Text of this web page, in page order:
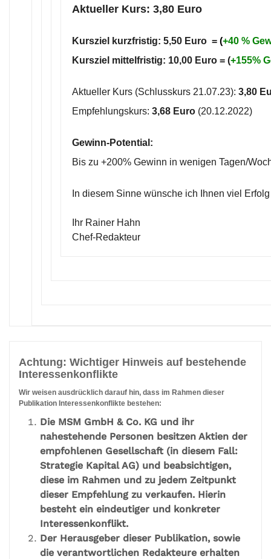
Aktueller Kurs: 3,80 Euro
Kursziel kurzfristig: 5,50 Euro = (+40 %
Kursziel mittelfristig: 10,00 Euro = (+155%
Aktueller Kurs (Schlusskurs 21.07.23): 3,80
Empfehlungskurs: 3,68 Euro (20.12.2022)
Gewinn-Potential:
Bis zu +200% Gewinn in wenigen Tagen/
In diesem Sinne wünsche ich Ihnen viel
Ihr Rainer Hahn
Chef-Redakteur
Achtung: Wichtiger Hinweis auf bestehende
Interessenkonflikte
Wir weisen ausdrücklich darauf hin, dass im Rahmen dieser
Publikation Interessenkonflikte bestehen:
Die MSM GmbH & Co. KG und ihr
nahestehende Personen besitzen Aktien der
empfohlenen Gesellschaft (in diesem Fall:
Strategie Kapital AG) und beabsichtigen,
diese im Rahmen und zu jedem Zeitpunkt
dieser Empfehlung zu verkaufen. Hierin
besteht ein eindeutiger und konkreter
Interessenkonflikt.
Der Herausgeber dieser Publikation, sowie
die verantwortlichen Redakteure erhalten